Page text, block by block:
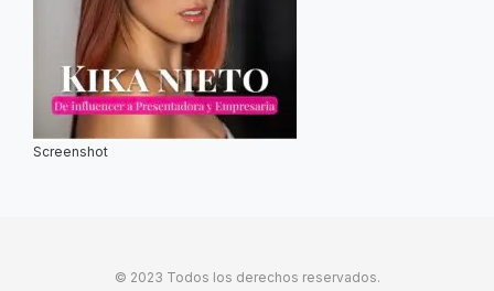
Screenshot
© 2023 Todos los derechos reservados.